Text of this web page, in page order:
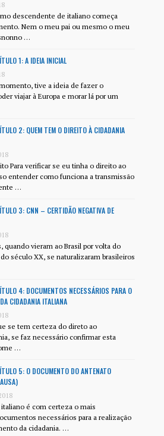
descendente de italiano começa
Nem o meu pai ou mesmo o meu
…
1: A IDEIA INICIAL
tive a ideia de fazer o
viajar à Europa e morar lá por um
2: QUEM TEM O DIREITO À CIDADANIA
Para verificar se eu tinha o direito ao
entender como funciona a transmissão
…
3: CNN – CERTIDÃO NEGATIVA DE
quando vieram ao Brasil por volta do
século XX, se naturalizaram brasileiros
4: DOCUMENTOS NECESSÁRIOS PARA O
CIDADANIA ITALIANA
se tem certeza do direto ao
se faz necessário confirmar esta
…
5: O DOCUMENTO DO ANTENATO
é com certeza o mais
necessários para a realização
da cidadania. …